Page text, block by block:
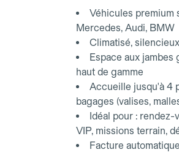
Véhicules premium
Mercedes, Audi, BMW
Climatisé,
Espace aux jambes
haut de gamme
Accueille jusqu'à 4
bagages (valises,
Idéal pour :
VIP, missions terrain,
Facture